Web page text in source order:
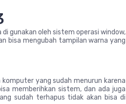
gunakan oleh sistem operasi window,
bisa mengubah tampilan warna yang
yang sudah menurun karena
memberihkan sistem, dan ada juga
sudah terhapus tidak akan bisa di